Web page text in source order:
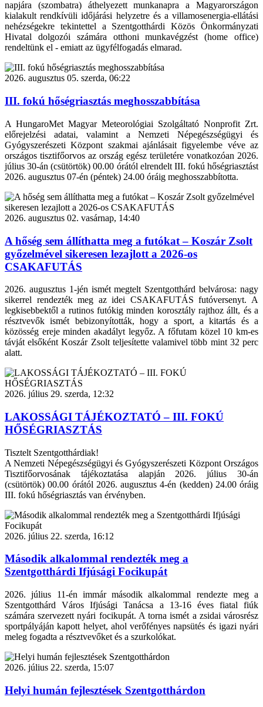
napjára (szombatra) áthelyezett munkanapra a Magyarországon
kialakult rendkívüli időjárási helyzetre és a villamosenergia-ellátási
nehézségekre tekintettel a Szentgotthárdi Közös Önkormányzati
Hivatal dolgozói számára otthoni munkavégzést (home office)
rendeltünk el - emiatt az ügyfélfogadás elmarad.
2026. augusztus 05. szerda, 06:22
III. fokú hőségriasztás meghosszabbítása
A HungaroMet Magyar Meteorológiai Szolgáltató Nonprofit Zrt.
előrejelzési adatai, valamint a Nemzeti Népegészségügyi és
Gyógyszerészeti Központ szakmai ajánlásait figyelembe véve az
országos tisztifőorvos az ország egész területére vonatkozóan 2026.
július 30-án (csütörtök) 00.00 órától elrendelt III. fokú hőségriasztást
2026. augusztus 07-én (péntek) 24.00 óráig meghosszabbította.
2026. augusztus 02. vasárnap, 14:40
A hőség sem állíthatta meg a futókat – Koszár Zsolt
győzelmével sikeresen lezajlott a 2026-os
CSAKAFUTÁS
2026. augusztus 1-jén ismét megtelt Szentgotthárd belvárosa: nagy
sikerrel rendezték meg az idei CSAKAFUTÁS futóversenyt. A
legkisebbektől a rutinos futókig minden korosztály rajthoz állt, és a
résztvevők ismét bebizonyították, hogy a sport, a kitartás és a
közösség ereje minden akadályt legyőz. A főfutam közel 10 km-es
távját elsőként Koszár Zsolt teljesítette valamivel több mint 32 perc
alatt.
2026. július 29. szerda, 12:32
LAKOSSÁGI TÁJÉKOZTATÓ – III. FOKÚ
HŐSÉGRIASZTÁS
Tisztelt Szentgotthárdiak!
A Nemzeti Népegészségügyi és Gyógyszerészeti Központ Országos
Tisztifőorvosának tájékoztatása alapján 2026. július 30-án
(csütörtök) 00.00 órától 2026. augusztus 4-én (kedden) 24.00 óráig
III. fokú hőségriasztás van érvényben.
2026. július 22. szerda, 16:12
Második alkalommal rendezték meg a
Szentgotthárdi Ifjúsági Focikupát
2026. július 11-én immár második alkalommal rendezte meg a
Szentgotthárd Város Ifjúsági Tanácsa a 13-16 éves fiatal fiúk
számára szervezett nyári focikupát. A torna ismét a zsidai városrész
sportpályáján kapott helyet, ahol verőfényes napsütés és igazi nyári
meleg fogadta a résztvevőket és a szurkolókat.
2026. július 22. szerda, 15:07
Helyi humán fejlesztések Szentgotthárdon